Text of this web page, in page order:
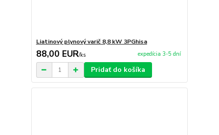
Liatinový plynový varič 8,8 kW 3PGhisa
88,00 EUR/ks expedícia 3-5 dní
Pridať do košíka